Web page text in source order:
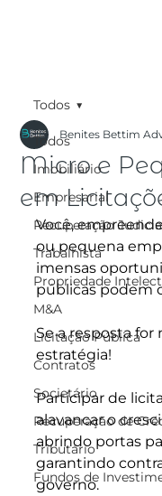
Todos
Imobiliário
Empresarial
Recuperação
Trabalhista
Propriedade
M&A
Licitação Pública
Contratos
Societário
Recuperação de
Tributário
Fundos de
Todos
Micro e
em
Benites Bettim
Você,
ou pequena
imensas
públicas podem
Se a resposta for
estratégia!
Participar de
alavancar o
abrindo portas
garantindo
governo.